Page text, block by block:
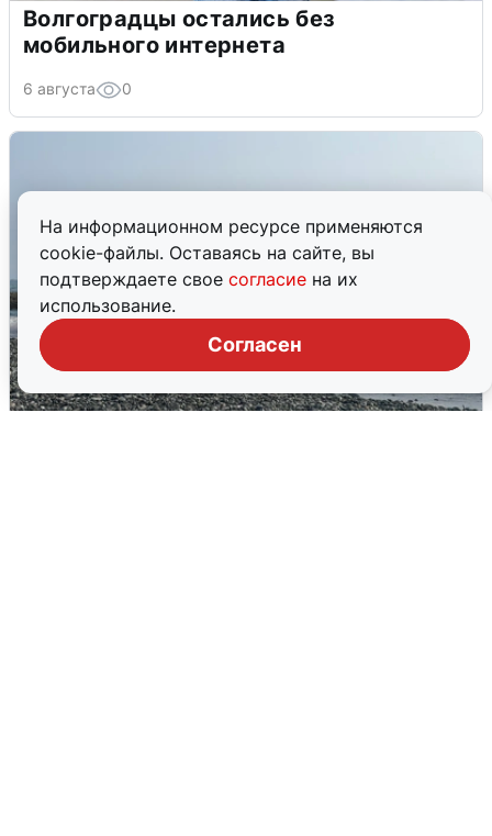
На информационном ресурсе применяются
cookie-файлы. Оставаясь на сайте, вы
подтверждаете свое согласие на их
использование.
Согласен
Волгоградцы остались без
мобильного интернета
6 августа 0